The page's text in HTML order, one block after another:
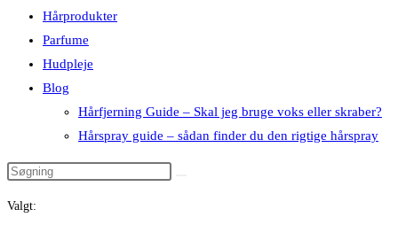
Hårprodukter
Parfume
Hudpleje
Blog
Hårfjerning Guide – Skal jeg bruge voks eller skraber?
Hårspray guide – sådan finder du den rigtige hårspray
Valgt: